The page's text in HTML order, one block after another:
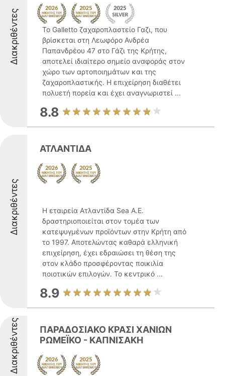
Διακριθέντες
Το Galletto ζαχαροπλαστείο Γαζι, που
βρίσκεται στη Λεωφόρο Ανδρέα
Παπανδρέου 47 στο Γάζι της Κρήτης,
αποτελεί ιδιαίτερο σημείο αναφοράς στον
χώρο των αρτοποιημάτων και της
ζαχαροπλαστικής. Η επιχείρηση διαθέτει
πολυετή πορεία και έχει αναγνωριστεί ...
8.8
Διακριθέντες
ΑΤΛΑΝΤΙΔΑ
Η εταιρεία Ατλαντίδα Sea Α.Ε.
δραστηριοποιείται στον τομέα των
κατεψυγμένων προϊόντων στην Κρήτη από
το 1997. Αποτελώντας καθαρά ελληνική
επιχείρηση, έχει εδραιώσει τη θέση της
στον κλάδο προσφέροντας ποικιλία
ποιοτικών επιλογών. Το κεντρικό ...
8.9
Διακριθέντες
ΠΑΡΑΔΟΣΙΑΚΟ ΚΡΑΣΙ ΧΑΝΙΩΝ
ΡΩΜΕΪΚΟ - ΚΑΠΝΙΣΑΚΗ